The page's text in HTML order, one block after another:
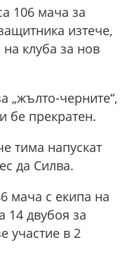
106 мача за
изтече,
клуба за нов
„жълто-черните“,
бе прекратен.
тима напускат
да Силва.
мача с екипа на
14 двубоя за
участие в 2